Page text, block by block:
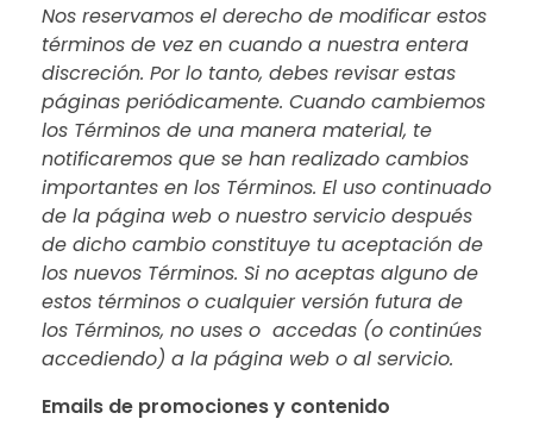
Nos reservamos el derecho de modificar estos
términos de vez en cuando a nuestra entera
discreción. Por lo tanto, debes revisar estas
páginas periódicamente. Cuando cambiemos
los Términos de una manera material, te
notificaremos que se han realizado cambios
importantes en los Términos. El uso continuado
de la página web o nuestro servicio después
de dicho cambio constituye tu aceptación de
los nuevos Términos. Si no aceptas alguno de
estos términos o cualquier versión futura de
los Términos, no uses o accedas (o continúes
accediendo) a la página web o al servicio.
Emails de promociones y contenido